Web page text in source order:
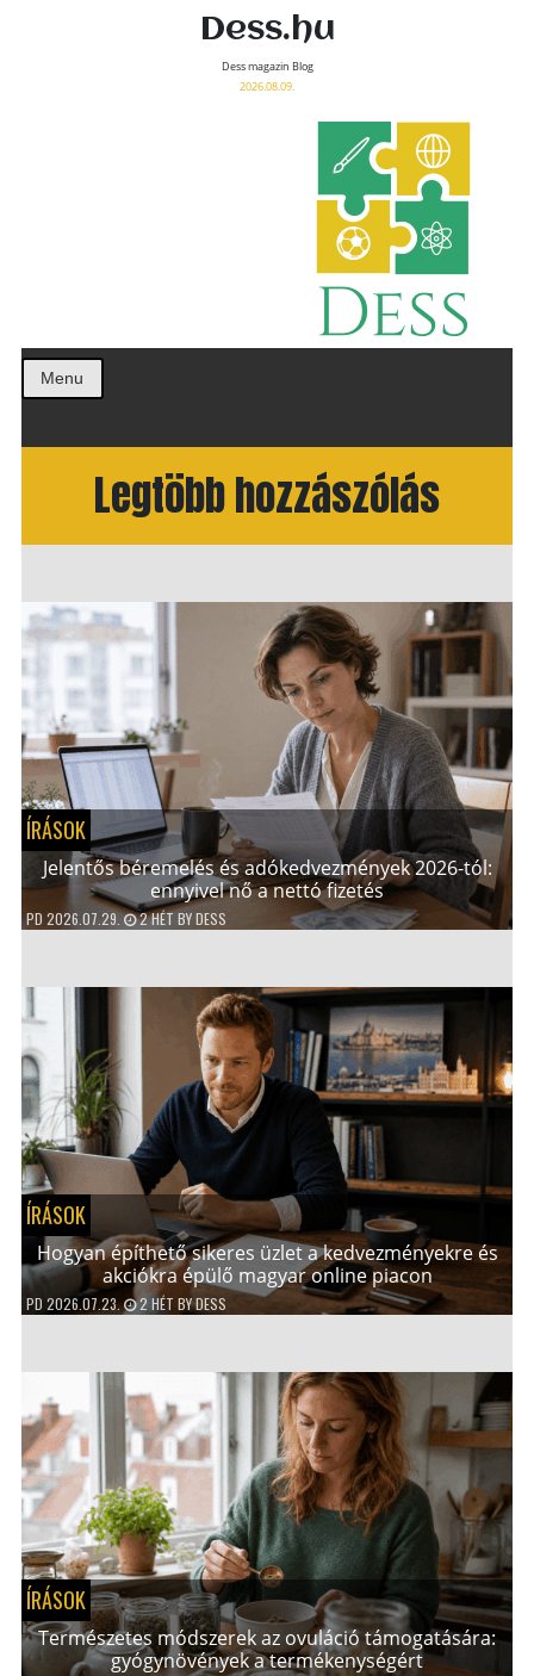
Dess.hu
Dess magazin Blog
2026.08.09.
Menu
Legtöbb hozzászólás
ÍRÁSOK
Jelentős béremelés és adókedvezmények 2026-tól:
ennyivel nő a nettó fizetés
PD2026.07.29. 2 HÉT BYDESS
ÍRÁSOK
Hogyan építhető sikeres üzlet a kedvezményekre és
akciókra épülő magyar online piacon
PD 2026.07.23. 2 HÉT BYDESS
ÍRÁSOK
Természetes módszerek az ovuláció támogatására:
gyógynövények a termékenységért